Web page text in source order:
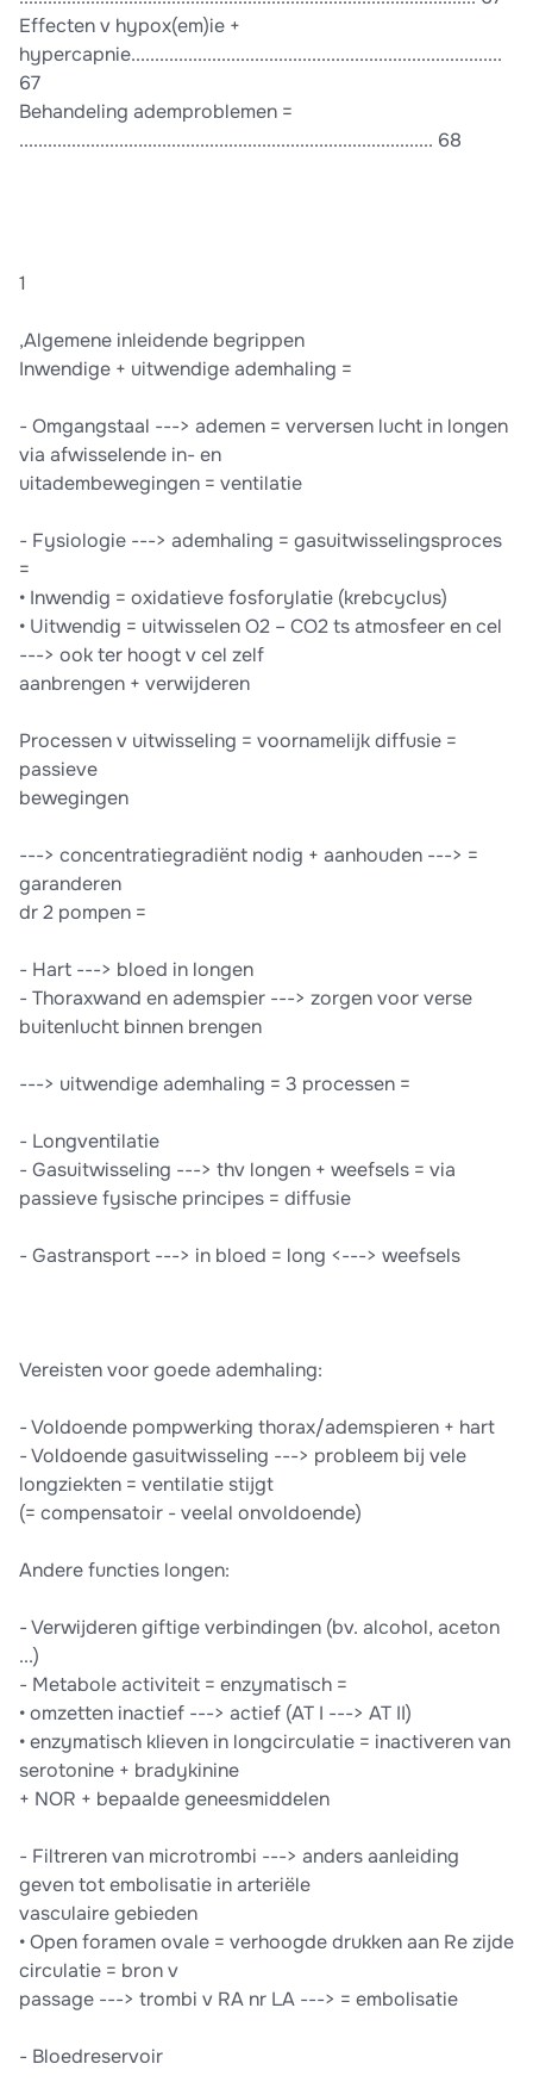
Effecten v hypox(em)ie +
hypercapnie..............................................................................
67
Behandeling ademproblemen =
....................................................................................... 68
1
,Algemene inleidende begrippen
Inwendige + uitwendige ademhaling =
- Omgangstaal ---> ademen = verversen lucht in longen
via afwisselende in- en
uitadembewegingen = ventilatie
- Fysiologie ---> ademhaling = gasuitwisselingsproces
=
• Inwendig = oxidatieve fosforylatie (krebcyclus)
• Uitwendig = uitwisselen O2 – CO2 ts atmosfeer en cel
---> ook ter hoogt v cel zelf
aanbrengen + verwijderen
Processen v uitwisseling = voornamelijk diffusie =
passieve
bewegingen
---> concentratiegradiënt nodig + aanhouden ---> =
garanderen
dr 2 pompen =
- Hart ---> bloed in longen
- Thoraxwand en ademspier ---> zorgen voor verse
buitenlucht binnen brengen
---> uitwendige ademhaling = 3 processen =
- Longventilatie
- Gasuitwisseling ---> thv longen + weefsels = via
passieve fysische principes = diffusie
- Gastransport ---> in bloed = long <---> weefsels
Vereisten voor goede ademhaling:
- Voldoende pompwerking thorax/ademspieren + hart
- Voldoende gasuitwisseling ---> probleem bij vele
longziekten = ventilatie stijgt
(= compensatoir - veelal onvoldoende)
Andere functies longen:
- Verwijderen giftige verbindingen (bv. alcohol, aceton
...)
- Metabole activiteit = enzymatisch =
• omzetten inactief ---> actief (AT I ---> AT II)
• enzymatisch klieven in longcirculatie = inactiveren van
serotonine + bradykinine
+ NOR + bepaalde geneesmiddelen
- Filtreren van microtrombi ---> anders aanleiding
geven tot embolisatie in arteriële
vasculaire gebieden
• Open foramen ovale = verhoogde drukken aan Re zijde
circulatie = bron v
passage ---> trombi v RA nr LA ---> = embolisatie
- Bloedreservoir